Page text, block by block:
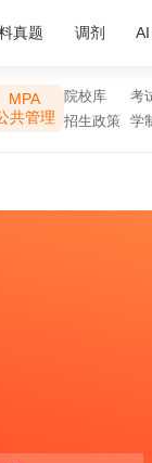
真题 调剂
MPA
共管理
院校库
考
招生政策
学